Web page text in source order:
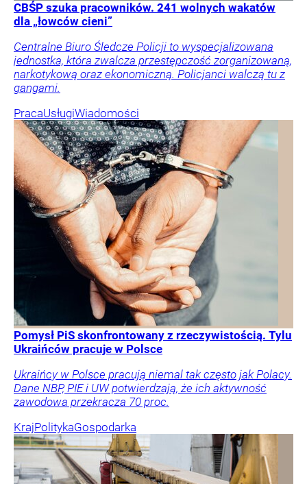
CBŚP szuka pracowników. 241 wolnych wakatów
dla „łowców cieni”
Centralne Biuro Śledcze Policji to wyspecjalizowana
jednostka, która zwalcza przestępczość zorganizowaną,
narkotykową oraz ekonomiczną. Policjanci walczą tu z
gangami.
PracaUsługiWiadomości
Pomysł PiS skonfrontowany z rzeczywistością. Tylu
Ukraińców pracuje w Polsce
Ukraińcy w Polsce pracują niemal tak często jak Polacy.
Dane NBP, PIE i UW potwierdzają, że ich aktywność
zawodowa przekracza 70 proc.
KrajPolitykaGospodarka